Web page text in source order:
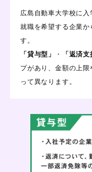
広島自動車大学校に
就職を希望する企業
す。
「貸与型」
・ 「返済支
プがあり、金額の上
って異なります。